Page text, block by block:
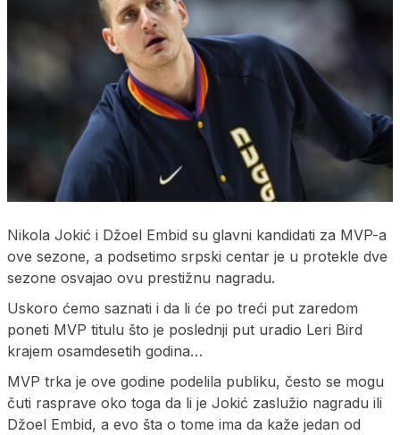
Nikola Jokić i Džoel Embid su glavni kandidati za MVP-a
ove sezone, a podsetimo srpski centar je u protekle dve
sezone osvajao ovu prestižnu nagradu.
Uskoro ćemo saznati i da li će po treći put zaredom
poneti MVP titulu što je poslednji put uradio Leri Bird
krajem osamdesetih godina…
MVP trka je ove godine podelila publiku, često se mogu
čuti rasprave oko toga da li je Jokić zaslužio nagradu ili
Džoel Embid, a evo šta o tome ima da kaže jedan od